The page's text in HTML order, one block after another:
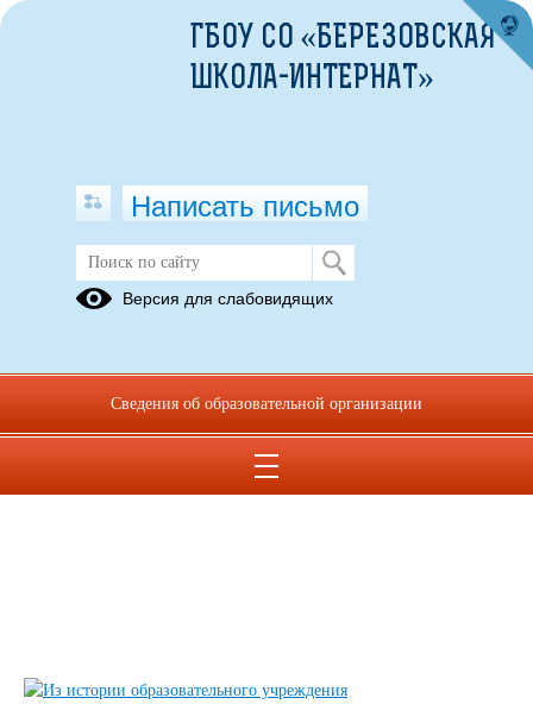
ГБОУ СО «БЕРЕЗОВСКАЯ
ШКОЛА-ИНТЕРНАТ»
Написать письмо
Версия для слабовидящих
Сведения об образовательной организации